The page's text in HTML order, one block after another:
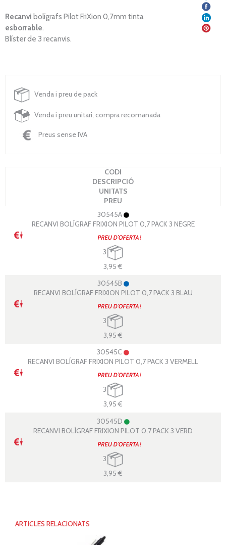
Recanvi bolígrafs Pilot FriXion 0,7mm tinta
esborrable.
Blíster de 3 recanvis.
Venda i preu de pack
Venda i preu unitari, compra recomanada
Preus sense IVA
CODI
DESCRIPCIÓ
UNITATS
PREU
30545A
RECANVI BOLÍGRAF FRIXION PILOT 0,7 PACK 3 NEGRE
3
3,95 €
30545B
RECANVI BOLÍGRAF FRIXION PILOT 0,7 PACK 3 BLAU
3
3,95 €
30545C
RECANVI BOLÍGRAF FRIXION PILOT 0,7 PACK 3 VERMELL
3
3,95 €
30545D
RECANVI BOLÍGRAF FRIXION PILOT 0,7 PACK 3 VERD
3
3,95 €
ARTICLES RELACIONATS